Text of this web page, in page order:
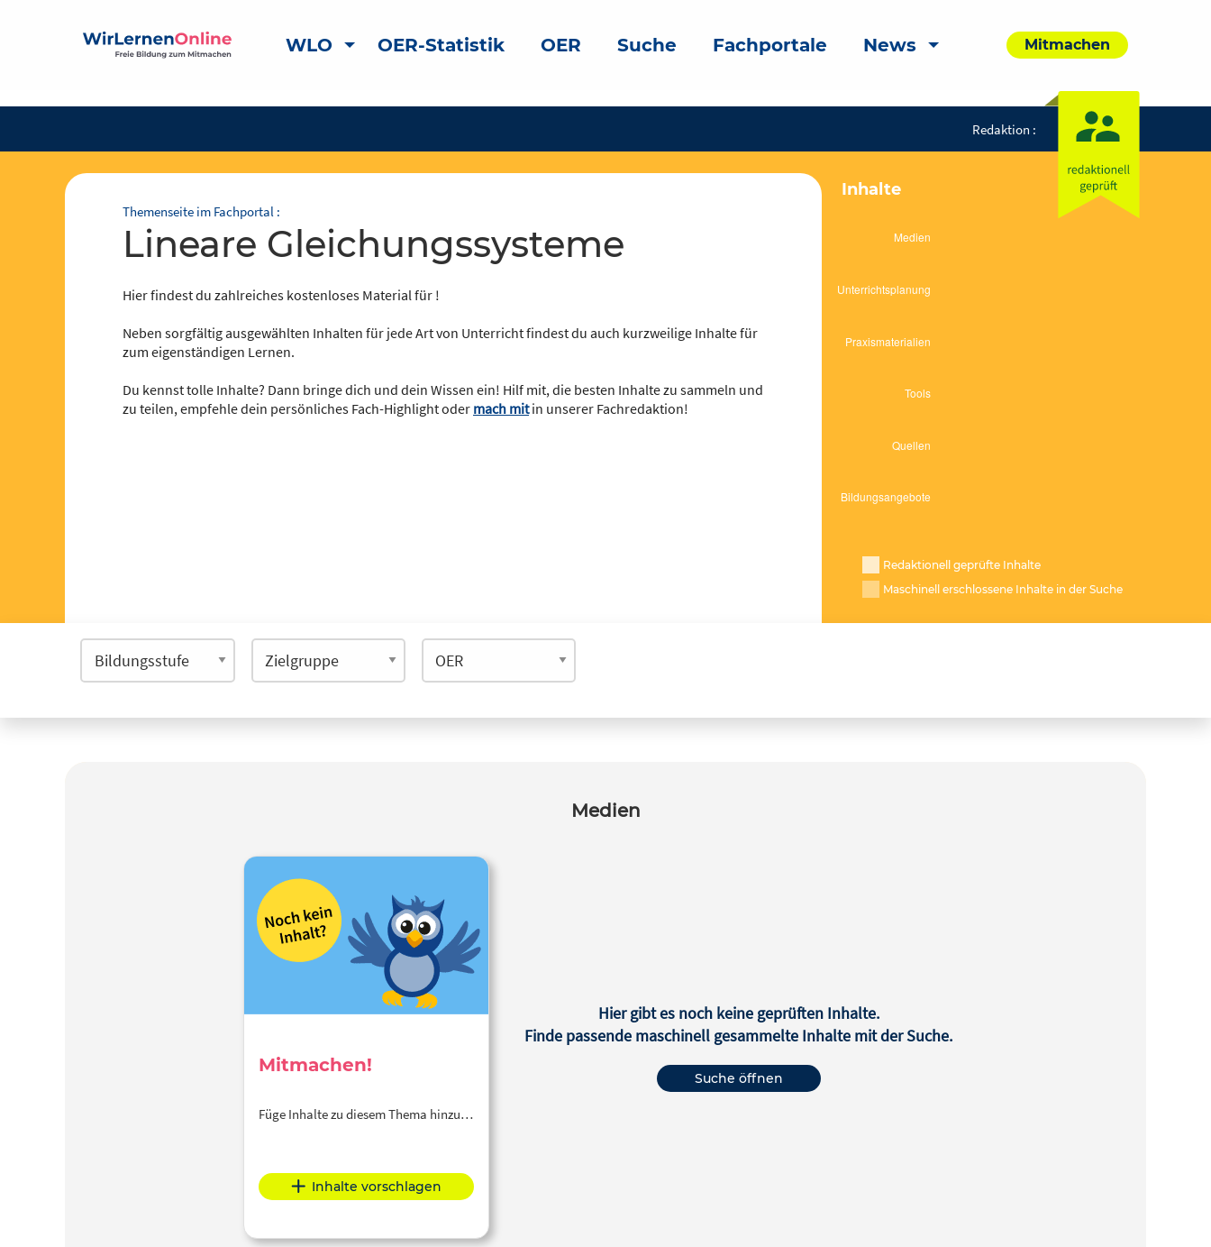
WLO OER-Statistik OER Suche Fachportale News Mitmachen
Redaktion :
Themenseite im Fachportal :
Lineare Gleichungssysteme
Hier findest du zahlreiches kostenloses Material für !
Neben sorgfältig ausgewählten Inhalten für jede Art von Unterricht findest du auch kurzweilige Inhalte für
zum eigenständigen Lernen.
Du kennst tolle Inhalte? Dann bringe dich und dein Wissen ein! Hilf mit, die besten Inhalte zu sammeln und
zu teilen, empfehle dein persönliches Fach-Highlight oder mach mitin unserer Fachredaktion!
Inhalte
Redaktionell geprüfte Inhalte
Maschinell erschlossene Inhalte in der Suche
Medien
Mitmachen!
Füge Inhalte zu diesem Thema hinzu…
Inhalte vorschlagen
Hier gibt es noch keine geprüften Inhalte.
Finde passende maschinell gesammelte Inhalte mit der Suche.
Suche öffnen